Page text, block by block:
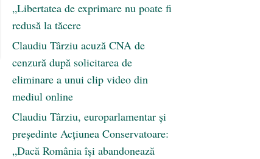
„Libertatea de exprimare nu poate fi
redusă la tăcere
Claudiu Târziu acuză CNA de
cenzură după solicitarea de
eliminare a unui clip video din
mediul online
Claudiu Târziu, europarlamentar și
președinte Acțiunea Conservatoare:
„Dacă România își abandonează